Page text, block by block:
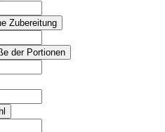
Zubereitung
der Portionen